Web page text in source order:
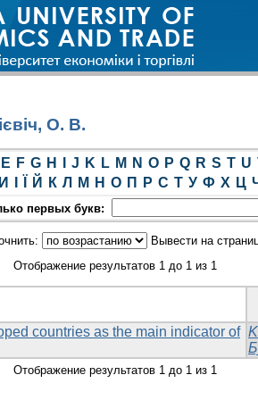
О. В.
E F G H J K L M N O P Q R S T U
И Й К Л М Н О П Р С Т У Ф Х Ц Ч
первых букв:
Вывести на
Отображение результатов 1 до 1 из 1
countries as the main indicator of
Отображение результатов 1 до 1 из 1